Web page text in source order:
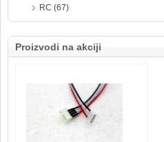
RC (67)
Proizvodi na akciji